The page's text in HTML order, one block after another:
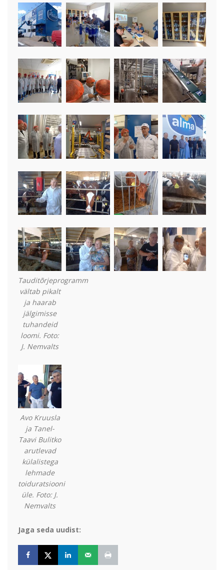
Tauditõrjeprogramm
vältab pikalt
ja haarab
jälgimisse
tuhandeid
loomi. Foto:
J. Nemvalts
Avo Kruusla
ja Tanel-
Taavi Bulitko
arutlevad
külalistega
lehmade
toiduratsiooni
üle. Foto: J.
Nemvalts
Jaga seda uudist: